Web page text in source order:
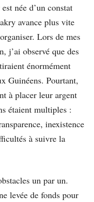
est née d’un constat
avance plus vite
Lors de mes
j’ai observé que des
énormément
Guinéens. Pourtant,
à placer leur argent
étaient multiples :
inexistence
à suivre la
un par un.
levée de fonds pour